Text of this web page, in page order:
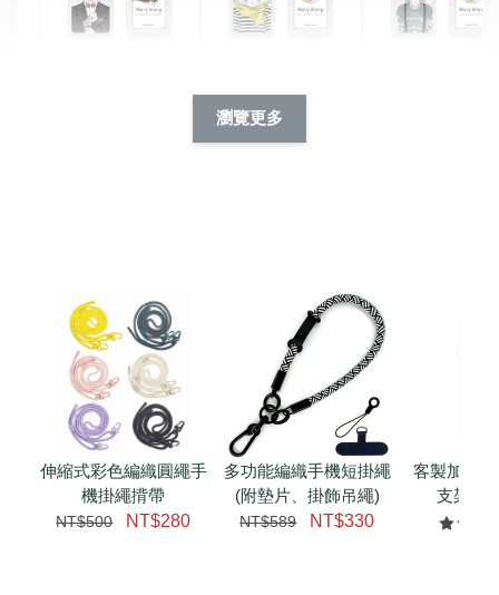
件套(附伸縮卡扣)
CSAA05
加入購物車
瀏覽更多
瀏覽更多
伸縮式彩色編織圓繩手
機掛繩揹帶
NT$500 NT$280
多功能編織手機短掛繩
(附墊片、掛飾吊繩)
NT$589 NT$330
客製加購
支架 腕